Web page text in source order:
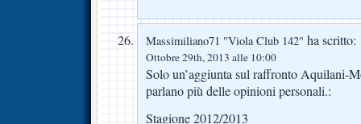
Massimiliano71 "Viola Club 142" ha scritto:
Ottobre 29th, 2013 alle 10:00
Solo un’aggiunta sul raffronto Aquilani-
parlano più delle opinioni personali.:
Stagione 2012/2013